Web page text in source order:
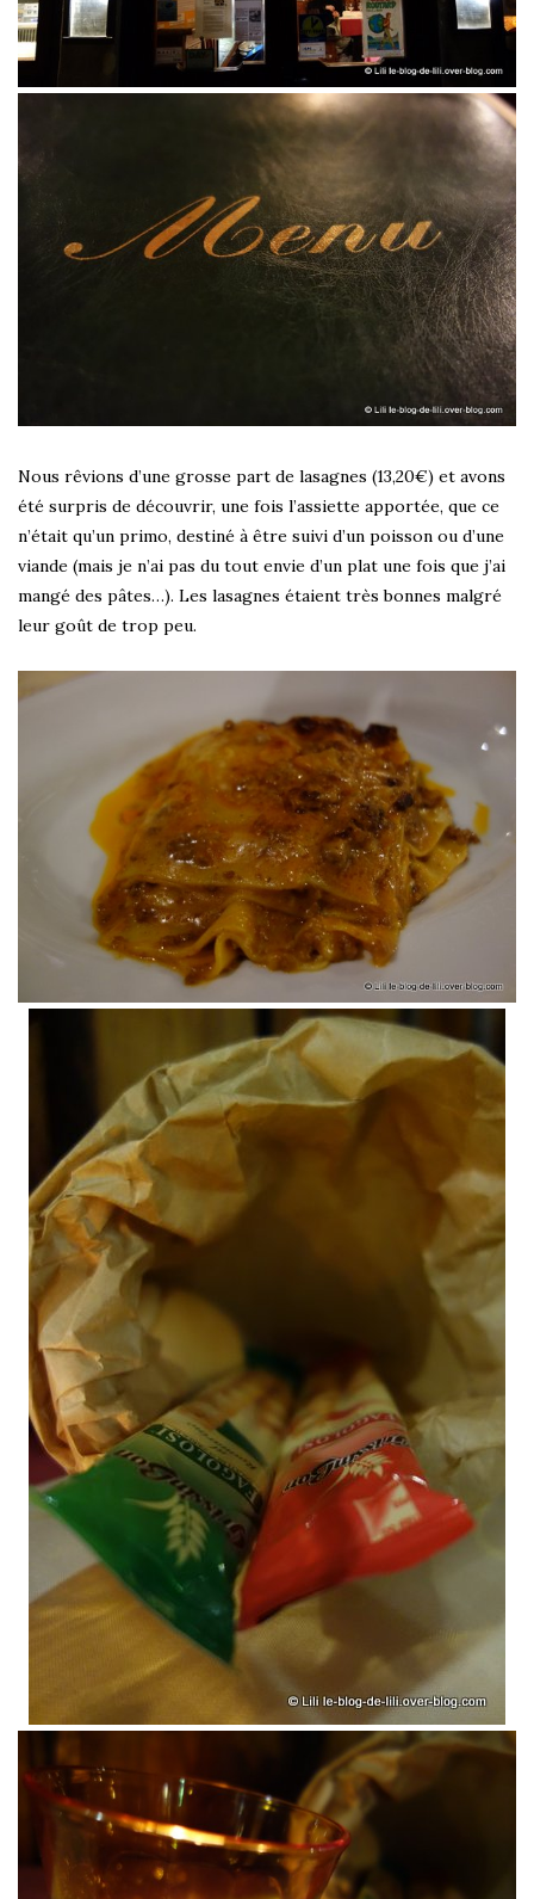
Nous rêvions d’une grosse part de lasagnes (13,20€) et avons
été surpris de découvrir, une fois l’assiette apportée, que ce
n’était qu’un primo, destiné à être suivi d’un poisson ou d’une
viande (mais je n’ai pas du tout envie d’un plat une fois que j’ai
mangé des pâtes…). Les lasagnes étaient très bonnes malgré
leur goût de trop peu.